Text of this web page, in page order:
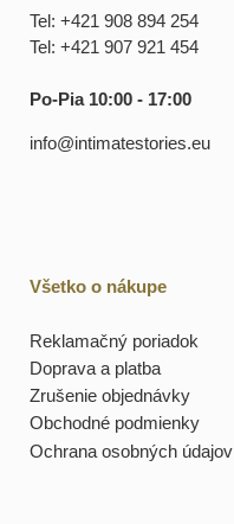
Tel: +421 908 894 254
Tel: +421 907 921 454
Po-Pia 10:00 - 17:00
info@intimatestories.eu
Všetko o nákupe
Reklamačný poriadok
Doprava a platba
Zrušenie objednávky
Obchodné podmienky
Ochrana osobných údajov